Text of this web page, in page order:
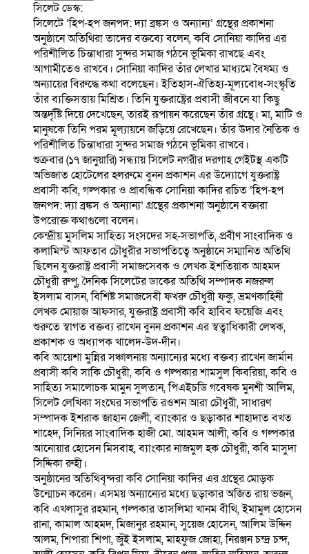
সিলেট ডেস্ক:
সিলেটে ‘হিপ-হপ জনপদ: দ্যা ব্রঙ্কস ও অন্যান্য’ গ্রন্থের প্রকাশনা
অনুষ্ঠানে অতিথিরা তাদের বক্তব্যে বলেন, কবি সোনিয়া কাদির এর
পরিশীলিত চিন্তাধারা সুন্দর সমাজ গঠনে ভূমিকা রাখছে এবং
আগামীতেও রাখবে। সোনিয়া কাদির তাঁর লেখার মাধ্যমে বৈষম্য ও
অন্যায়ের বিরুদ্ধে কথা বলেছেন। ইতিহাস-ঐতিহ্য-মূল্যবোধ-সংস্কৃতি
তাঁর ব্যক্তিসত্তায় মিশ্রিত। তিনি যুক্তরাষ্ট্রের প্রবাসী জীবনে যা কিছু
অন্তর্দৃষ্টি দিয়ে দেখেছেন, তারই রূপায়ন করেছেন তাঁর গ্রন্থে। মা, মাটি ও
মানুষকে তিনি পরম মূল্যায়নে জড়িয়ে রেখেছেন। তাঁর উদার নৈতিক ও
পরিশীলিত চিন্তাধারা সুন্দর সমাজ গঠনে ভূমিকা রাখবে।
শুক্রবার (১৭ জানুয়ারি) সন্ধ্যায় সিলেট নগরীর দরগাহ গেইটস্থ একটি
অভিজাত হোটেলের হলরুমে বুনন প্রকাশন এর উদ্যোগে যুক্তরাষ্ট্র
প্রবাসী কবি, গল্পকার ও প্রাবন্ধিক সোনিয়া কাদির রচিত ‘হিপ-হপ
জনপদ: দ্যা ব্রঙ্কস ও অন্যান্য’ গ্রন্থের প্রকাশনা অনুষ্ঠানে বক্তারা
উপরোক্ত কথাগুলো বলেন।
কেন্দ্রীয় মুসলিম সাহিত্য সংসদের সহ-সভাপতি, প্রবীণ সাংবাদিক ও
কলামিস্ট আফতাব চৌধুরীর সভাপতিত্বে অনুষ্ঠানে সম্মানিত অতিথি
ছিলেন যুক্তরাষ্ট্র প্রবাসী সমাজসেবক ও লেখক ইশতিয়াক আহমদ
চৌধুরী রুপু, দৈনিক সিলেটের ডাকের অতিথি সম্পাদক নজরুল
ইসলাম বাসন, বিশিষ্ট সমাজসেবী ফখরু চৌধুরী ফকু, ভ্রমণকাহিনী
লেখক মোয়াজ আফসার, যুক্তরাষ্ট্র প্রবাসী কবি হাবিব ফয়েজি এবং
শুরুতে স্বাগত বক্তব্য রাখেন বুনন প্রকাশন এর স্বত্বাধিকারী লেখক,
প্রকাশক ও অধ্যাপক খালেদ-উদ-দীন।
কবি আয়েশা মুন্নির সঞ্চালনায় অন্যান্যের মধ্যে বক্তব্য রাখেন জার্মান
প্রবাসী কবি সাকি চৌধুরী, কবি ও গল্পকার শামসুল কিবরিয়া, কবি ও
সাহিত্য সমালোচক মামুন সুলতান, পিএইচডি গবেষক মুনশী আলিম,
সিলেট লেখিকা সংঘের সভাপতি রওশন আরা চৌধুরী, সাধারণ
সম্পাদক ইশরাক জাহান জেলী, ব্যাংকার ও ছড়াকার শাহাদাত বখত
শাহেদ, সিনিয়র সাংবাদিক হাজী মো. আহমদ আলী, কবি ও গল্পকার
আনোয়ার হোসেন মিসবাহ, ব্যাংকার নাজমুল হক চৌধুরী, কবি মাসুদা
সিদ্দিকা রুহী।
অনুষ্ঠানের অতিথিবৃন্দরা কবি সোনিয়া কাদির এর গ্রন্থের মোড়ক
উন্মোচন করেন। এসময় অন্যান্যের মধ্যে ছড়াকার অজিত রায় ভজন,
কবি এখলাসুর রহমান, গল্পকার তাসলিমা খানম বীথি, ইমামুল হোসেন
রানা, কামাল আহমদ, মিজানুর রহমান, সুয়েজ হোসেন, আলিম উদ্দিন
আলম, শিপারা শিপা, জুঁই ইসলাম, মাহফুজ জোহা, নিরঞ্জন চন্দ্র চন্দ,